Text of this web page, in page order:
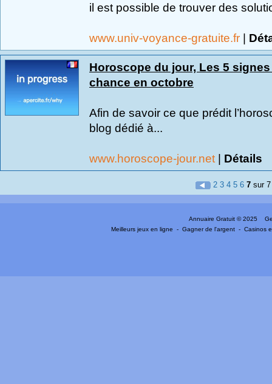
il est possible de trouver des
www.univ-voyance-gratuite.fr |
Horoscope du jour, Les 5
chance en octobre
Afin de savoir ce que prédit
blog dédié à...
www.horoscope-jour.net | Détails
2 3 4 5 6 7 sur 7
Annuaire Gratuit © 2025
Meilleurs jeux en ligne
-Gagner de l'argent -Casinos